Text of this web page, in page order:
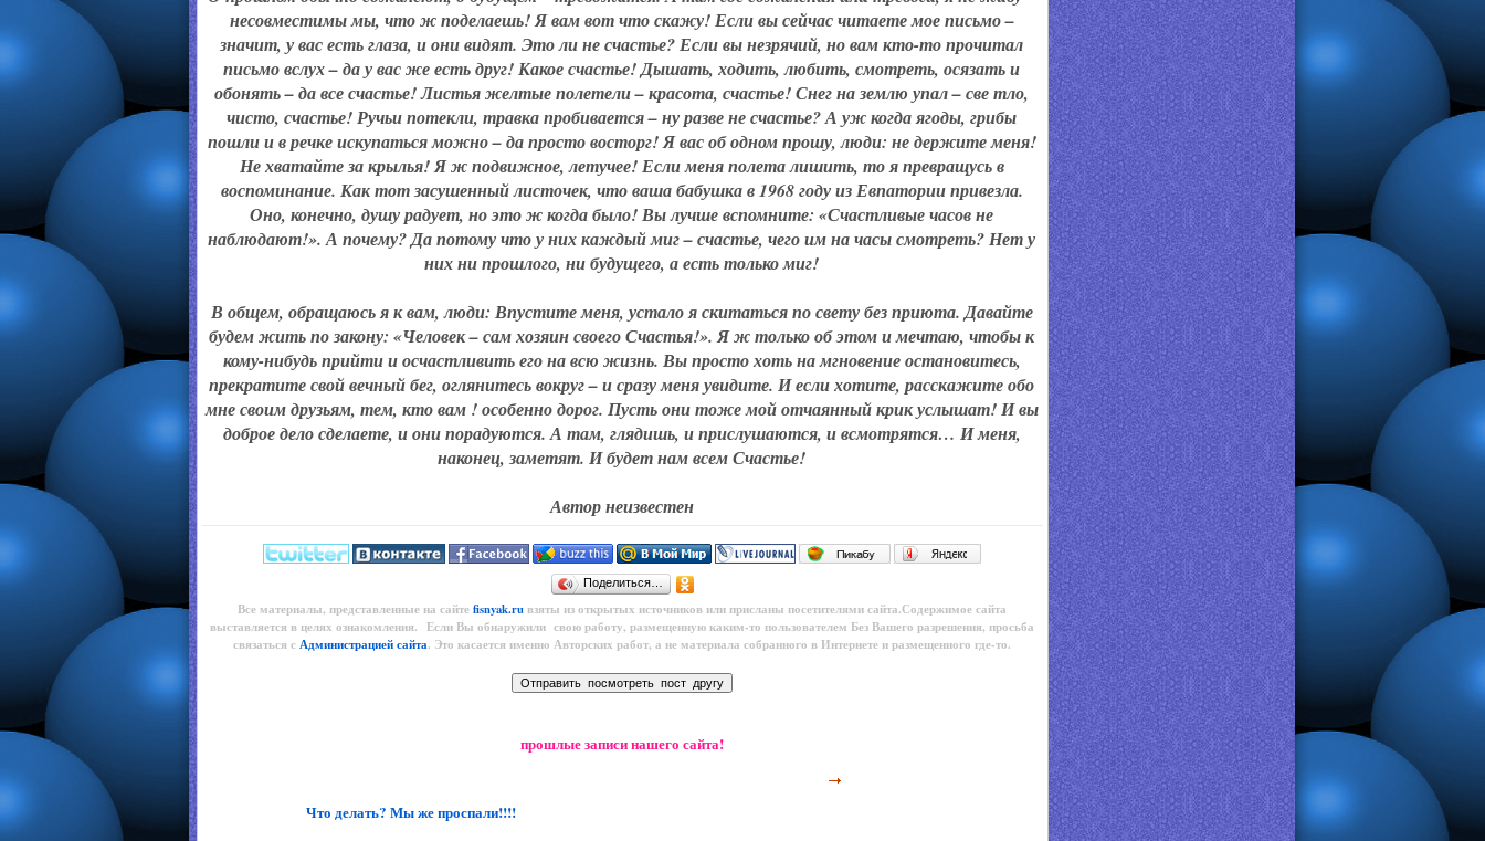
несовместимы мы, что ж поделаешь! Я вам вот что скажу! Если вы сейчас читаете мое письмо –
значит, у вас есть глаза, и они видят. Это ли не счастье? Если вы незрячий, но вам кто-то прочитал
письмо вслух – да у вас же есть друг! Какое счастье! Дышать, ходить, любить, смотреть, осязать и
обонять – да все счастье! Листья желтые полетели – красота, счастье! Снег на землю упал – све тло,
чисто, счастье! Ручьи потекли, травка пробивается – ну разве не счастье? А уж когда ягоды, грибы
пошли и в речке искупаться можно – да просто восторг! Я вас об одном прошу, люди: не держите меня!
Не хватайте за крылья! Я ж подвижное, летучее! Если меня полета лишить, то я превращусь в
воспоминание. Как тот засушенный листочек, что ваша бабушка в 1968 году из Евпатории привезла.
Оно, конечно, душу радует, но это ж когда было! Вы лучше вспомните: «Счастливые часов не
наблюдают!». А почему? Да потому что у них каждый миг – счастье, чего им на часы смотреть? Нет у
них ни прошлого, ни будущего, а есть только миг!
В общем, обращаюсь я к вам, люди: Впустите меня, устало я скитаться по свету без приюта. Давайте
будем жить по закону: «Человек – сам хозяин своего Счастья!». Я ж только об этом и мечтаю, чтобы к
кому-нибудь прийти и осчастливить его на всю жизнь. Вы просто хоть на мгновение остановитесь,
прекратите свой вечный бег, оглянитесь вокруг – и сразу меня увидите. И если хотите, расскажите обо
мне своим друзьям, тем, кто вам ! особенно дорог. Пусть они тоже мой отчаянный крик услышат! И вы
доброе дело сделаете, и они порадуются. А там, глядишь, и прислушаются, и всмотрятся… И меня,
наконец, заметят. И будет нам всем Счастье!
Автор неизвестен
Поделиться…
Все материалы, представленные на сайтеfisnyak.ruвзяты из открытых источников или присланы посетителями сайта.Содержимое сайта
выставляется в целях ознакомления. Если Вы обнаружили свою работу, размещенную каким-то пользователем Без Вашего разрешения, просьба
связаться сАдминистрацией сайта. Это касается именно Авторских работ, а не материала собранного в Интернете и размещенного где-то.
прошлые записи нашего сайта!
Что делать? Мы же проспали!!!!